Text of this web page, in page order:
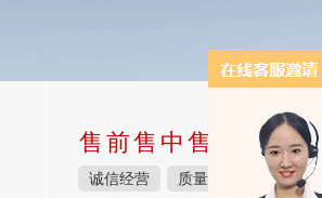
售前售中售后完整的
诚信经营 质量保障 价格实惠